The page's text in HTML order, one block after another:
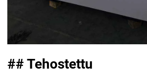
## Tehostettu